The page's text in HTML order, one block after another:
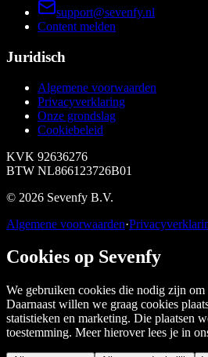
support@sevenfy.nl
Content melden
Juridisch
Algemene voorwaarden
Privacyverklaring
Onze grondslag
Cookiebeleid
KVK 92636276
BTW NL866123726B01
© 2026 Sevenfy B.V.
Algemene voorwaarden·
Cookies op Sevenfy
We gebruiken cookies die nodig zijn om
Daarnaast willen we graag cookies
statistieken en marketing. Die plaatsen
toestemming. Meer hierover lees je in